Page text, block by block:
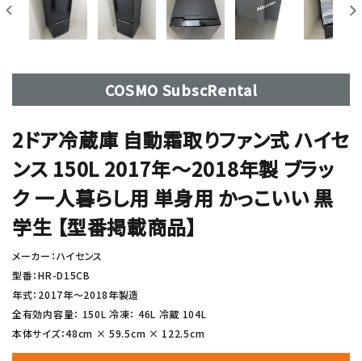
COSMO SubscRental
2ドア冷蔵庫 自動霜取りファン式 ハイセ
ンス 150L 2017年〜2018年製 ブラッ
ク 一人暮らし用 単身用 かっこいい 黒
学生 【型番掲載商品】
メーカー：ハイセンス
型番：HR-D15CB
年式：2017年〜2018年製造
全有効内容量： 150L 冷凍： 46L 冷蔵 104L
本体サイズ：48cm × 59.5cm × 122.5cm